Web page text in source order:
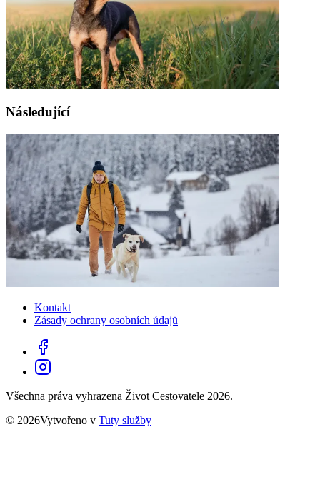
Následující
Kontakt
Zásady ochrany osobních údajů
Všechna práva vyhrazena Život Cestovatele 2026.
© 2026Vytvořeno v Tuty služby